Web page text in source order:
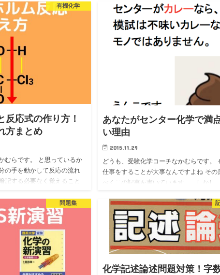
有機化学
反応式の作り方！
方まとめ
むらです。 と思っているか
の手を動かして反応の流れ
記する必要なく覚えること
あなたがセンター化学で満
い理由
2015.11.29
どうも、受験化学コーチなかむらです。
仕事をすることが大事なんですよね その
べくこの記事を書いています。 しかし
問題集
化学記述論述問題対策！字